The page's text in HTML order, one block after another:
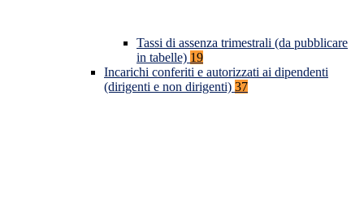
Tassi di assenza trimestrali (da pubblicare
in tabelle) 19
Incarichi conferiti e autorizzati ai dipendenti
(dirigenti e non dirigenti) 37